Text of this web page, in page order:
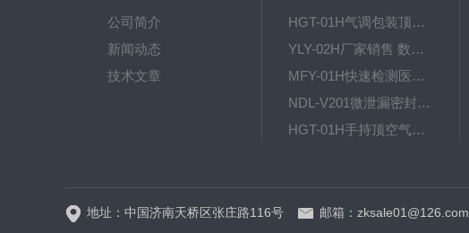
公司简介
新闻动态
技术文章
HGT-01H气调包装顶空气体分析仪
YLY-02H厂家销售 数显屏偏光应力仪
MFY-01H快速检测‌医药玻璃容器密封试验仪支持定制
NDL-V201微泄漏密封仪/软包装件密封试验仪
HGT-01H手持顶空气体分析仪/包装残氧仪
地址：中国济南天桥区张庄路116号 邮箱：zksale01@126.com